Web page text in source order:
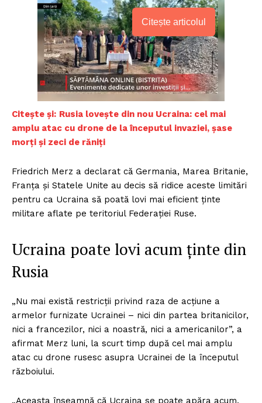
Citește articolul
Citește și: Rusia lovește din nou Ucraina: cel mai
amplu atac cu drone de la începutul invaziei, șase
morți și zeci de răniți
Friedrich Merz a declarat că Germania, Marea Britanie,
Franța și Statele Unite au decis să ridice aceste limitări
pentru ca Ucraina să poată lovi mai eficient ținte
militare aflate pe teritoriul Federației Ruse.
Ucraina poate lovi acum ținte din
Rusia
„Nu mai există restricții privind raza de acțiune a
armelor furnizate Ucrainei – nici din partea britanicilor,
nici a francezilor, nici a noastră, nici a americanilor”, a
afirmat Merz luni, la scurt timp după cel mai amplu
atac cu drone rusesc asupra Ucrainei de la începutul
războiului.
„Aceasta înseamnă că Ucraina se poate apăra acum,